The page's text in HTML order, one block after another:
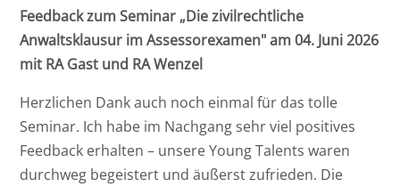
Feedback zum Seminar „Die zivilrechtliche
Anwaltsklausur im Assessorexamen" am 04. Juni 2026
mit RA Gast und RA Wenzel
Herzlichen Dank auch noch einmal für das tolle
Seminar. Ich habe im Nachgang sehr viel positives
Feedback erhalten – unsere Young Talents waren
durchweg begeistert und äußerst zufrieden. Die